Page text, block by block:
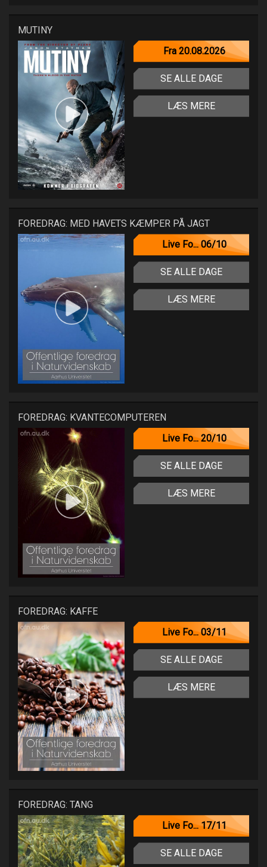
MUTINY
Fra 20.08.2026
SE ALLE DAGE
LÆS MERE
FOREDRAG: MED HAVETS KÆMPER PÅ JAGT
Live Fo... 06/10
SE ALLE DAGE
LÆS MERE
FOREDRAG: KVANTECOMPUTEREN
Live Fo... 20/10
SE ALLE DAGE
LÆS MERE
FOREDRAG: KAFFE
Live Fo... 03/11
SE ALLE DAGE
LÆS MERE
FOREDRAG: TANG
Live Fo... 17/11
SE ALLE DAGE